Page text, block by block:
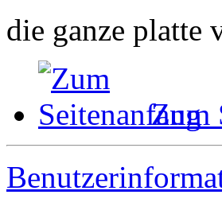
die ganze platte
Zum